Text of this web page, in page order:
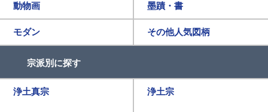
動物画 墨蹟・書
モダン その他人気図柄
宗派別に探す
浄土真宗 浄土宗